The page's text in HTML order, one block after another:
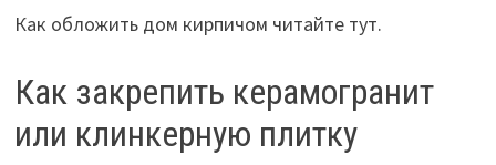
Как обложить дом кирпичом читайте тут.
Как закрепить керамогранит
или клинкерную плитку